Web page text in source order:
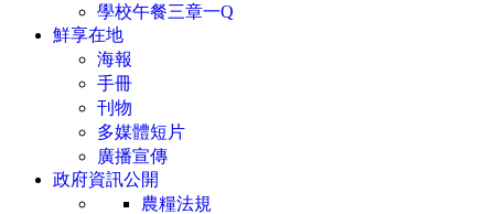
學校午餐三章一Q
鮮享在地
海報
手冊
刊物
多媒體短片
廣播宣傳
政府資訊公開
農糧法規